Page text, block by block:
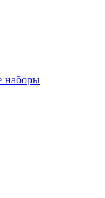
наборы